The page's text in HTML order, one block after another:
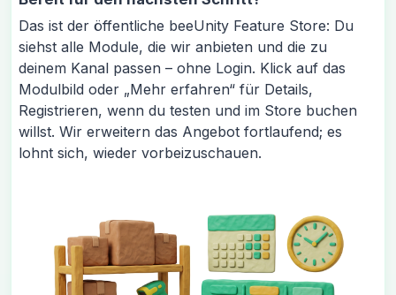
Das ist der öffentliche beeUnity Feature Store: Du
siehst alle Module, die wir anbieten und die zu
deinem Kanal passen – ohne Login. Klick auf das
Modulbild oder „Mehr erfahren“ für Details,
Registrieren, wenn du testen und im Store buchen
willst. Wir erweitern das Angebot fortlaufend; es
lohnt sich, wieder vorbeizuschauen.